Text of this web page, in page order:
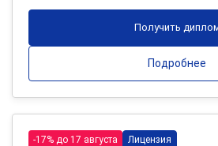
Получить
Подробнее
-17% до 17 августа Лицензия